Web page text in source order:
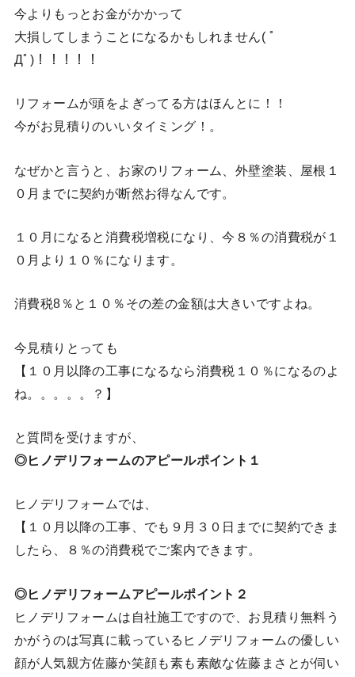
今よりもっとお金がかかって
大損してしまうことになるかもしれません( ﾟ
Дﾟ)！！！！！
リフォームが頭をよぎってる方はほんとに！！
今がお見積りのいいタイミング！。
なぜかと言うと、お家のリフォーム、外壁塗装、屋根１
０月までに契約が断然お得なんです。
１０月になると消費税増税になり、今８％の消費税が１
０月より１０％になります。
消費税8％と１０％その差の金額は大きいですよね。
今見積りとっても
【１０月以降の工事になるなら消費税１０％になるのよ
ね。。。。。？】
と質問を受けますが、
◎ヒノデリフォームのアピールポイント１
ヒノデリフォームでは、
【１０月以降の工事、でも９月３０日までに契約できま
したら、８％の消費税でご案内できます。
◎ヒノデリフォームアピールポイント２
ヒノデリフォームは自社施工ですので、お見積り無料う
かがうのは写真に載っているヒノデリフォームの優しい
顔が人気親方佐藤か笑顔も素も素敵な佐藤まさとが伺い